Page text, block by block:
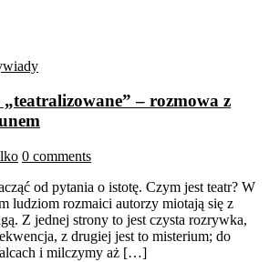
„teatralizowane” – rozmowa z
0 comments
od pytania o istotę. Czym jest teatr? W
ludziom rozmaici autorzy miotają się z
Z jednej strony to jest czysta rozrywka,
z drugiej jest to misterium; do
i milczymy aż […]